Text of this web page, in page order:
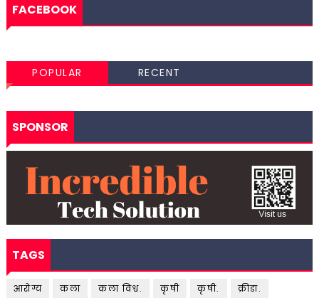
FACEBOOK
POPULAR RECENT
SPONSOR
TAGS
आरोग्य कला कला विश्व. कृषी कृषी.
क्रीडा.